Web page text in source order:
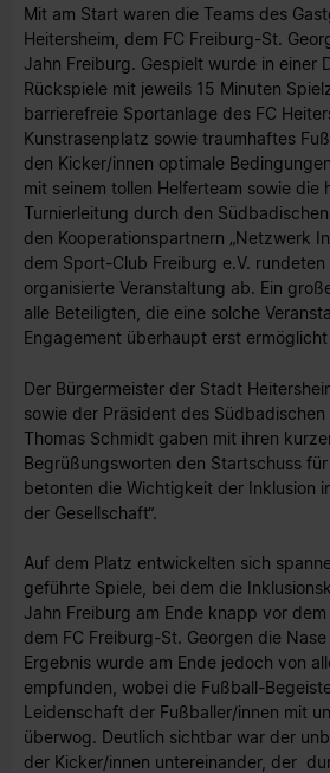
Mit am Start waren die Teams des
Heitersheim, dem FC Freiburg-St.
Jahn Freiburg. Gespielt wurde in einer
Rückspiele mit jeweils 15 Minuten
barrierefreie Sportanlage des FC
Kunstrasenplatz sowie traumhaftes
den Kicker/innen optimale
mit seinem tollen Helferteam sowie die
Turnierleitung durch den
den Kooperationspartnern „Netzwerk
dem Sport-Club Freiburg e.V.
organisierte Veranstaltung ab. Ein
alle Beteiligten, die eine solche
Engagement überhaupt erst
Der Bürgermeister der Stadt
sowie der Präsident des
Thomas Schmidt gaben mit ihren
Begrüßungsworten den Startschuss
betonten die Wichtigkeit der Inklusion
der Gesellschaft“.
Auf dem Platz entwickelten sich
geführte Spiele, bei dem die
Jahn Freiburg am Ende knapp vor
dem FC Freiburg-St. Georgen die
Ergebnis wurde am Ende jedoch von
empfunden, wobei die Fußball-
Leidenschaft der Fußballer/innen mit
überwog. Deutlich sichtbar war der
der Kicker/innen untereinander, der